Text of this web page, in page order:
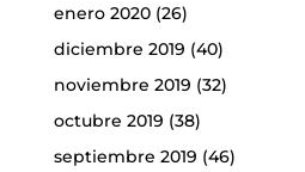
enero 2020(26)
diciembre 2019 (40)
noviembre 2019 (32)
octubre 2019 (38)
septiembre 2019 (46)